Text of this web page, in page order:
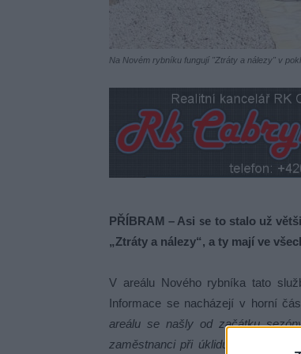
Na Novém rybníku fungují "Ztráty a nálezy" v
PŘÍBRAM – Asi se to stalo už
„Ztráty a nálezy“, a ty mají ve
V areálu Nového rybníka tato
Informace se nacházejí v horní
areálu se našly od začátku
zaměstnanci při úklidu areálu,